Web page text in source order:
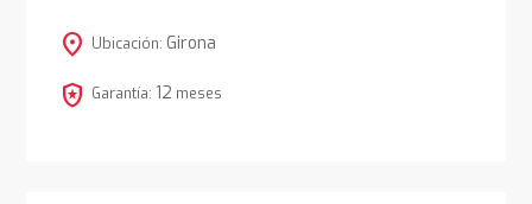
location_on Ubicación: Girona
local_police Garantía: 12 meses